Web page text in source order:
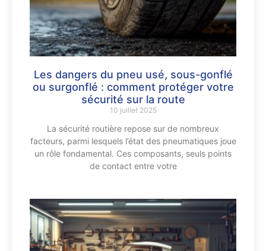
Les dangers du pneu usé, sous-gonflé
ou surgonflé : comment protéger votre
sécurité sur la route
10 juillet 2025
La sécurité routière repose sur de nombreux
facteurs, parmi lesquels l’état des pneumatiques joue
un rôle fondamental. Ces composants, seuls points
de contact entre votre